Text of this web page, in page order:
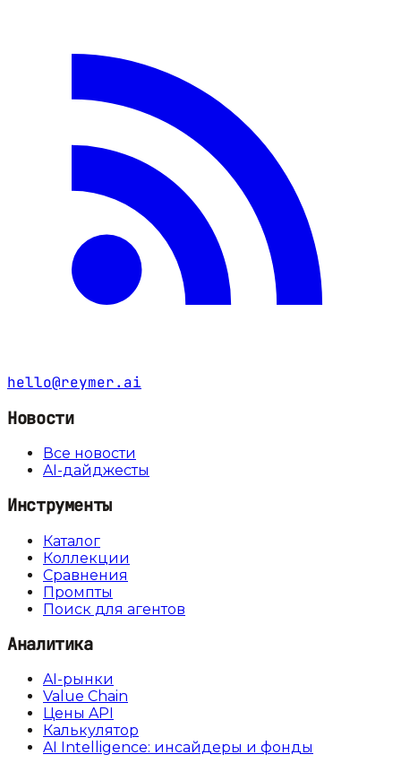
hello@reymer.ai
Новости
Все новости
AI-дайджесты
Инструменты
Каталог
Коллекции
Сравнения
Промпты
Поиск для агентов
Аналитика
AI-рынки
Value Chain
Цены API
Калькулятор
AI Intelligence: инсайдеры и фонды